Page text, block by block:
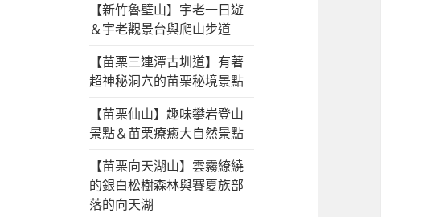
【新竹魯壁山】宇老一日遊
＆宇老觀景台與爬山步道
【苗栗三連潭古圳道】有著
超神秘洞穴的苗栗秘境景點
【苗栗仙山】趣味攀岩登山
景點＆苗栗療癒大自然景點
【苗栗向天湖山】雲霧繚繞
的銀白松樹森林與賽夏族部
落的向天湖